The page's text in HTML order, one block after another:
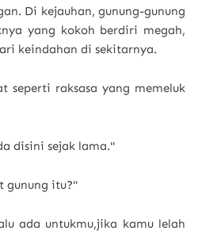
Di kejauhan, gunung-gunung
yang kokoh berdiri megah,
keindahan di sekitarnya.
seperti raksasa yang memeluk
disini sejak lama."
gunung itu?"
ada untukmu,jika kamu lelah